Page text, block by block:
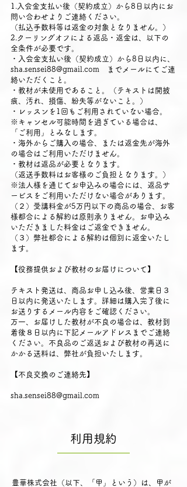
1.入会金支払い後（契約成立）から8日以内にお
問い合わせよりご連絡ください。
（払込手数料等は返金の対象となりません。）
2.クーリングオフによる返品・返金は、以下の
全条件が必要です。
・入会金支払い後（契約成立）から8日以内に、
sha.sensei88@gmail.com までメールにてご連
絡いただくこと。
・教材が未使用であること。（テキストは開披
痕、汚れ、損傷、紛失等がないこと。）
・レッスンを1回もご利用されていない場合。
※キャンセル可能時間を過ぎている場合は、
「ご利用」とみなします。
・海外からご購入の場合、または返金先が海外
の場合はご利用いただけません。
・教材は返品が必要となります。
（返送手数料はお客様のご負担となります。）
※法人様を通じてお申込みの場合には、返品サ
ービスをご利用いただけない場合があります。
（２）受講料金が5万円以下の商品の場合、お客
様都合による解約は原則承りません。お申込み
いただきました料金はご返金できません。
（３）弊社都合による解約は個別に返金いたし
ます。
【役務提供および教材のお届けについて】
テキスト発送は、商品お申し込み後、営業日３
日以内に発送いたします。詳細は購入完了後に
お送りするメール内容をご確認ください。
万一、お届けした教材が不良の場合は、教材到
着後８日以内に下記メールアドレスまでご連絡
ください。不良品のご返送および教材の再送に
かかる送料は、弊社が負担いたします。
【不良交換のご連絡先】
sha.sensei88@gmail.com
利用規約
豊華株式会社（以下、「甲」という）は、甲が